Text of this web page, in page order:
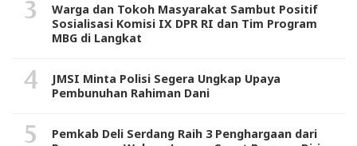
Warga dan Tokoh Masyarakat Sambut Positif
Sosialisasi Komisi IX DPR RI dan Tim Program
MBG di Langkat
JMSI Minta Polisi Segera Ungkap Upaya
Pembunuhan Rahiman Dani
Pemkab Deli Serdang Raih 3 Penghargaan dari